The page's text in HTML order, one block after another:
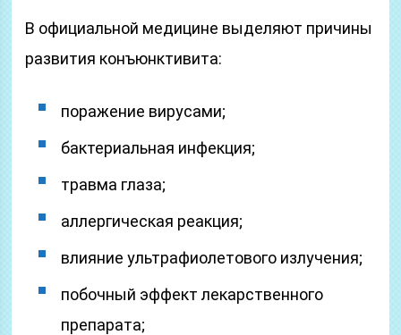
В официальной медицине выделяют причины
развития конъюнктивита:
поражение вирусами;
бактериальная инфекция;
травма глаза;
аллергическая реакция;
влияние ультрафиолетового излучения;
побочный эффект лекарственного
препарата;